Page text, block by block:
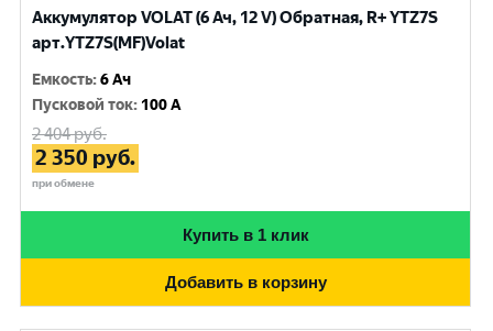
Аккумулятор VOLAT (6 Ач, 12 V) Обратная, R+ YTZ7S
арт.YTZ7S(MF)Volat
Емкость:6 Ач
Пусковой ток: 100 A
2 404руб.
2 350 руб.
при обмене
Купить в 1 клик
Добавить в корзину